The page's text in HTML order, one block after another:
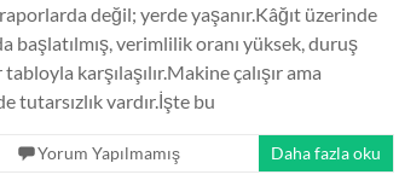
değil; yerde yaşanır.Kâğıt üzerinde
başlatılmış, verimlilik oranı yüksek, duruş
karşılaşılır.Makine çalışır ama
tutarsızlık vardır.İşte bu
Yorum Yapılmamış Daha fazla oku